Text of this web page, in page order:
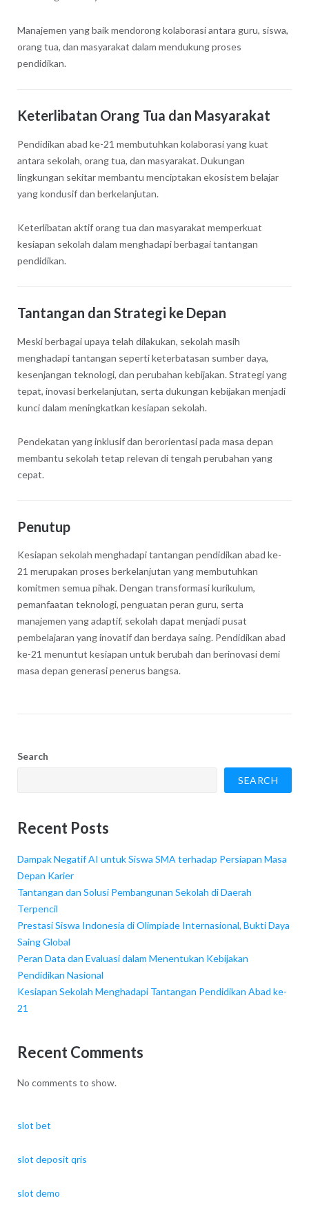
Manajemen yang baik mendorong kolaborasi antara guru, siswa,
orang tua, dan masyarakat dalam mendukung proses
pendidikan.
Keterlibatan Orang Tua dan Masyarakat
Pendidikan abad ke-21 membutuhkan kolaborasi yang kuat
antara sekolah, orang tua, dan masyarakat. Dukungan
lingkungan sekitar membantu menciptakan ekosistem belajar
yang kondusif dan berkelanjutan.
Keterlibatan aktif orang tua dan masyarakat memperkuat
kesiapan sekolah dalam menghadapi berbagai tantangan
pendidikan.
Tantangan dan Strategi ke Depan
Meski berbagai upaya telah dilakukan, sekolah masih
menghadapi tantangan seperti keterbatasan sumber daya,
kesenjangan teknologi, dan perubahan kebijakan. Strategi yang
tepat, inovasi berkelanjutan, serta dukungan kebijakan menjadi
kunci dalam meningkatkan kesiapan sekolah.
Pendekatan yang inklusif dan berorientasi pada masa depan
membantu sekolah tetap relevan di tengah perubahan yang
cepat.
Penutup
Kesiapan sekolah menghadapi tantangan pendidikan abad ke-
21 merupakan proses berkelanjutan yang membutuhkan
komitmen semua pihak. Dengan transformasi kurikulum,
pemanfaatan teknologi, penguatan peran guru, serta
manajemen yang adaptif, sekolah dapat menjadi pusat
pembelajaran yang inovatif dan berdaya saing. Pendidikan abad
ke-21 menuntut kesiapan untuk berubah dan berinovasi demi
masa depan generasi penerus bangsa.
Search
SEARCH
Recent Posts
Dampak Negatif AI untuk Siswa SMA terhadap Persiapan Masa
Depan Karier
Tantangan dan Solusi Pembangunan Sekolah di Daerah
Terpencil
Prestasi Siswa Indonesia di Olimpiade Internasional, Bukti Daya
Saing Global
Peran Data dan Evaluasi dalam Menentukan Kebijakan
Pendidikan Nasional
Kesiapan Sekolah Menghadapi Tantangan Pendidikan Abad ke-
21
Recent Comments
No comments to show.
slot bet
slot deposit qris
slot demo